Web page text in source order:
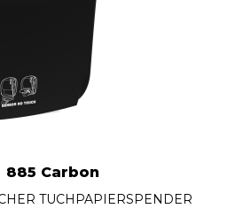
885 Carbon
TUCHPAPIERSPENDER